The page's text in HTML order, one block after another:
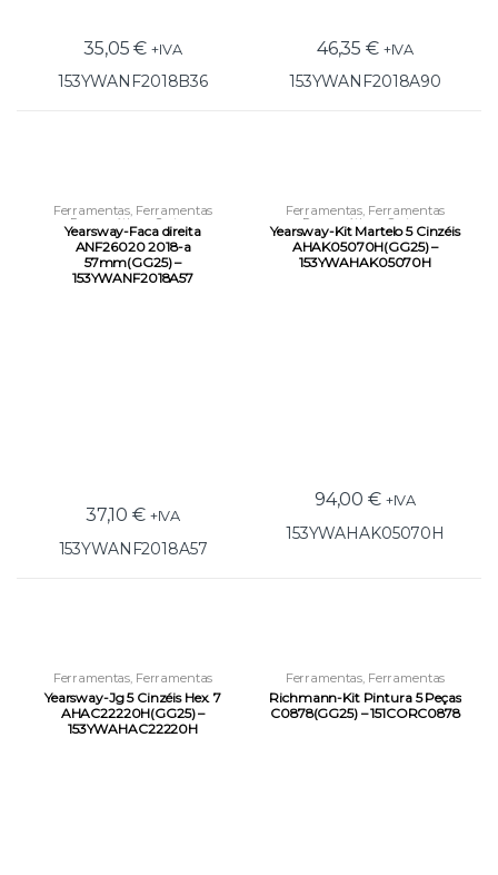
35,05€ +IVA
153YWANF2018B36
46,35 € +IVA
153YWANF2018A90
Ferramentas, Ferramentas
Pneumáticas Outras
Ferramentas Pneumáticas
Yearsway-Faca direita
ANF26020 2018-a
57mm(GG25) –
153YWANF2018A57
37,10 € +IVA
153YWANF2018A57
Ferramentas, Ferramentas
Pneumáticas Outras
Ferramentas Pneumáticas
Yearsway-Kit Martelo 5 Cinzéis
AHAK05070H(GG25) –
153YWAHAK05070H
94,00 € +IVA
153YWAHAK05070H
Ferramentas Ferramentas
Pneumáticas, Outras
Ferramentas Pneumáticas
Yearsway-Jg 5 Cinzéis Hex. 7
AHAC22220H(GG25) –
153YWAHAC22220H
Ferramentas Ferramentas
Pneumáticas Outras
Ferramentas Pneumáticas
Richmann-Kit Pintura 5 Peças
C0878(GG25) – 151CORC0878